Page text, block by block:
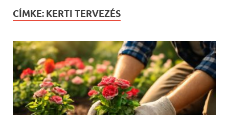
CÍMKE: KERTI TERVEZÉS